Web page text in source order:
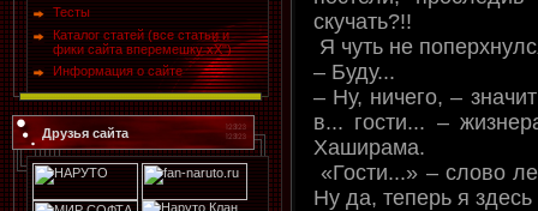
Тесты
Каталог статей (все статьи и
фики сайта вперемешку хХ")
Информация о сайте
Друзья сайта
скучать?!!
Я чуть не
– Буду...
– Ну, ничего, –
в... гости... –
Хаширама.
«Гости...» – слово
Ну да, теперь я